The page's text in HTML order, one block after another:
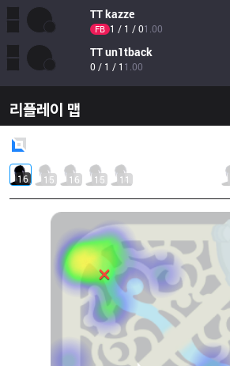
TTkazze
FB 1 / 1 / 01.00
TTun1tback
0 / 1 / 1 1.00
리플레이 맵
16 15 16 15 11